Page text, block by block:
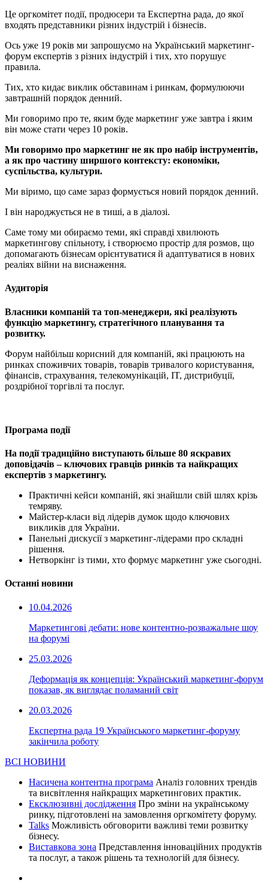
Це оргкомітет події, продюсери та Експертна рада, до якої
входять представники різних індустрій і бізнесів.
Ось уже 19 років ми запрошуємо на Український маркетинг-
форум експертів з різних індустрій і тих, хто порушує
правила.
Тих, хто кидає виклик обставинам і ринкам, формулюючи
завтрашній порядок денний.
Ми говоримо про те, яким буде маркетинг уже завтра і яким
він може стати через 10 років.
Ми говоримо про маркетинг не як про набір інструментів,
а як про частину ширшого контексту: економіки,
суспільства, культури.
Ми віримо, що саме зараз формується новий порядок денний.
І він народжується не в тиші, а в діалозі.
Саме тому ми обираємо теми, які справді хвилюють
маркетингову спільноту, і створюємо простір для розмов, що
допомагають бізнесам орієнтуватися й адаптуватися в нових
реаліях війни на виснаження.
Аудиторія
Власники компаній та топ-менеджери, які реалізують
функцію маркетингу, стратегічного планування та
розвитку.
Форум найбільш корисний для компаній, які працюють на
ринках споживчих товарів, товарів тривалого користування,
фінансів, страхування, телекомунікацій, IT, дистрибуції,
роздрібної торгівлі та послуг.
Програма події
На події традиційно виступають більше 80 яскравих
доповідачів – ключових гравців ринків та найкращих
експертів з маркетингу.
Практичні кейси компаній, які знайшли свій шлях крізь
темряву.
Майстер-класи від лідерів думок щодо ключових
викликів для України.
Панельні дискусії з маркетинг-лідерами про складні
рішення.
Нетворкінг із тими, хто формує маркетинг уже сьогодні.
Останнi новини
10.04.2026
Маркетингові дебати: нове контентно-розважальне шоу
на форумі
25.03.2026
Деформація як концепція: Український маркетинг-форум
показав, як виглядає поламаний світ
20.03.2026
Експертна рада 19 Українського маркетинг-форуму
закінчила роботу
ВСІ НОВИНИ
Насичена контентна програма Аналіз головних трендів
та висвітлення найкращих маркетингових практик.
Ексклюзивні дослідження Про зміни на українському
ринку, підготовлені на замовлення оргкомітету форуму.
Talks Можливість обговорити важливі теми розвитку
бізнесу.
Виставкова зона Представлення інноваційних продуктів
та послуг, а також рішень та технологій для бізнесу.